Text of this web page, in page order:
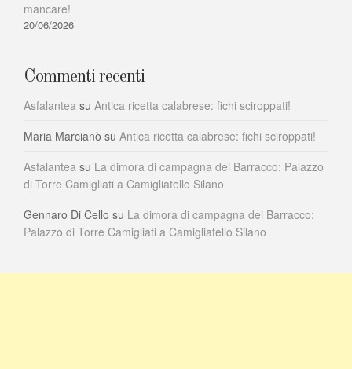
mancare!
20/06/2026
Commenti recenti
Asfalantea su Antica ricetta calabrese: fichi sciroppati!
Maria Marcianò su Antica ricetta calabrese: fichi sciroppati!
Asfalantea su La dimora di campagna dei Barracco: Palazzo
di Torre Camigliati a Camigliatello Silano
Gennaro Di Cello su La dimora di campagna dei Barracco:
Palazzo di Torre Camigliati a Camigliatello Silano